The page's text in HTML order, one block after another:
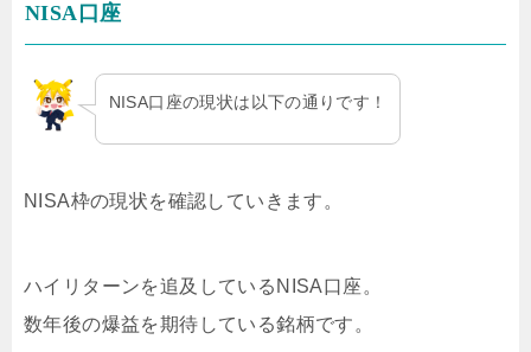
NISA口座
NISA口座の現状は以下の通りです！
NISA枠の現状を確認していきます。
ハイリターンを追及しているNISA口座。
数年後の爆益を期待している銘柄です。